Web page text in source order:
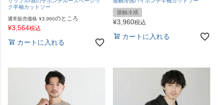
ク半袖カットソー
通常販売価格 ¥3,960のところ
¥3,564税込
カートに入れる
接触冷感
¥3,960税込
カートに入れる